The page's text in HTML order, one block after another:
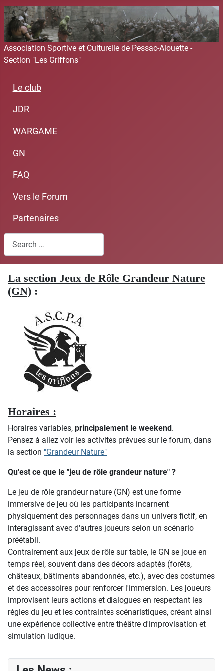
Association Sportive et Culturelle de Pessac-Alouette -
Section "Les Griffons"
Le club
JDR
WARGAME
GN
FAQ
Vers le Forum
Partenaires
La section Jeux de Rôle Grandeur Nature
(GN) :
Horaires :
Horaires variables, principalement le weekend .
Pensez à allez voir les activités prévues sur le forum, dans
la section "Grandeur Nature"
Qu'est ce que le "jeu de rôle grandeur nature" ?
Le jeu de rôle grandeur nature (GN) est une forme
immersive de jeu où les participants incarnent
physiquement des personnages dans un univers fictif, en
interagissant avec d'autres joueurs selon un scénario
préétabli.
Contrairement aux jeux de rôle sur table, le GN se joue en
temps réel, souvent dans des décors adaptés (forêts,
châteaux, bâtiments abandonnés, etc.), avec des costumes
et des accessoires pour renforcer l'immersion. Les joueurs
improvisent leurs actions et dialogues en respectant les
règles du jeu et les contraintes scénaristiques, créant ainsi
une expérience collective entre théâtre d'improvisation et
simulation ludique.